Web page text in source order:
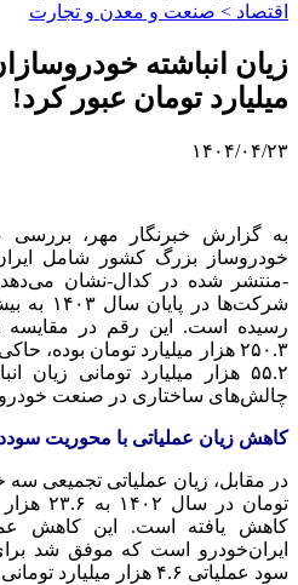
اقتصاد > صنعت و معدن و تجارت
میلیارد تومان عبور کرد!
۱۴۰۴/۰۴/۲۳
به گزارش خبرنگار مهر،
خودروساز بزرگ کشور شامل
-منتشر شده در کدال-نشان می‌دهد
۵۵.۲ هزار میلیارد تومانی
چالش‌های ساختاری در صنعت
کاهش زیان عملیاتی با محوریت
کاهش یافته است. این کاهش
ایران‌خودرو است که موفق شد
سود عملیاتی ۴.۶ هزار میلیارد تومانی به ثبت برساند.